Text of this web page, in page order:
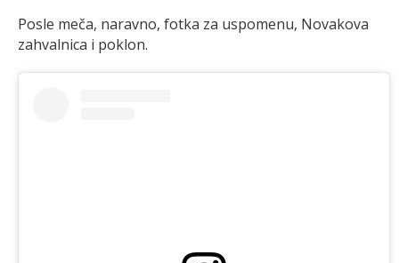
Posle meča, naravno, fotka za uspomenu, Novakova
zahvalnica i poklon.